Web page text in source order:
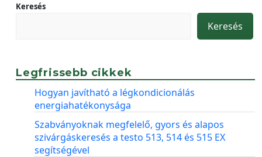
Keresés
Keresés
Legfrissebb cikkek
Hogyan javítható a légkondicionálás
energiahatékonysága
Szabványoknak megfelelő, gyors és alapos
szivárgáskeresés a testo 513, 514 és 515 EX
segítségével